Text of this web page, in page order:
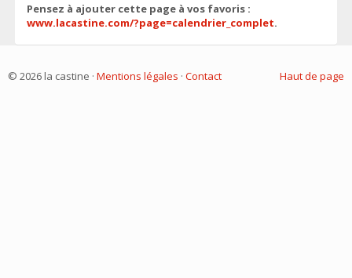
Pensez à ajouter cette page à vos favoris :
www.lacastine.com/?page=calendrier_complet.
Haut de page
© 2026 la castine · Mentions légales · Contact